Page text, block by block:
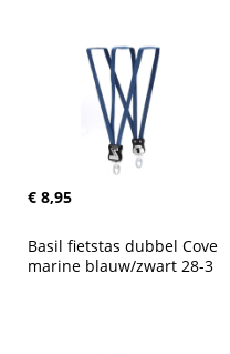
€ 8,95
Basil fietstas dubbel Cove
marine blauw/zwart 28-3